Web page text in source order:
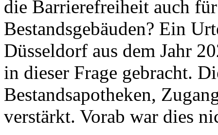
die Barrierefreiheit auch
Bestandsgebäuden? Ein
Düsseldorf aus dem Jahr
in dieser Frage gebracht.
Bestandsapotheken,
verstärkt. Vorab war dies